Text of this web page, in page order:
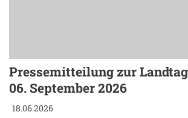
Pressemitteilung zur
06. September 2026
18.06.2026